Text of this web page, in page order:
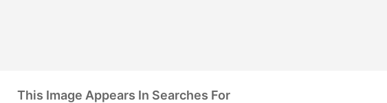
This Image Appears In Searches For